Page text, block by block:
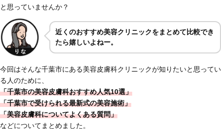
と思っていませんか？
近くのおすすめ美容クリニックをまとめて比較でき
たら嬉しいよねー。
今回はそんな千葉市にある美容皮膚科クリニックが知りたいと思ってい
る人のために、
「千葉市の美容皮膚科おすすめ人気10選」
「千葉市で受けられる最新式の美容施術」
「美容皮膚科についてよくある質問」
などについてまとめました。